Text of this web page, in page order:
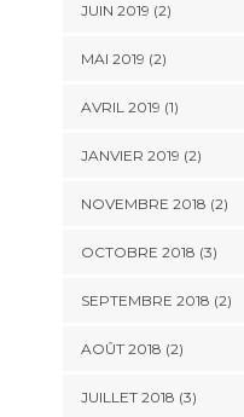
JUIN 2019 (2)
MAI 2019 (2)
AVRIL 2019 (1)
JANVIER 2019 (2)
NOVEMBRE 2018 (2)
OCTOBRE 2018 (3)
SEPTEMBRE 2018 (2)
AOÛT 2018 (2)
JUILLET 2018 (3)